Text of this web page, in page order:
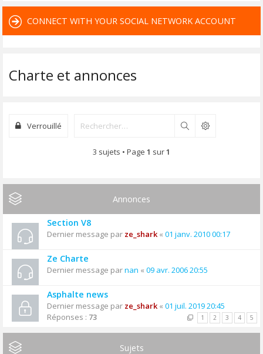
CONNECT WITH YOUR SOCIAL NETWORK ACCOUNT
Charte et annonces
Verrouillé Rechercher
3 sujets • Page 1 sur1
Annonces
Section V8
Dernier message par ze_shark« 01 janv. 2010 00:17
Ze Charte
Dernier message parnan « 09 avr. 2006 20:55
Asphalte news
Dernier message par ze_shark« 01 juil. 2019 20:45
Réponses : 73 1 2 3 4 5
Sujets